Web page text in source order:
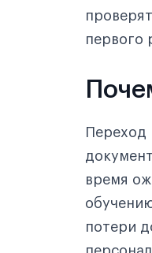
первого
Переход
время
потери